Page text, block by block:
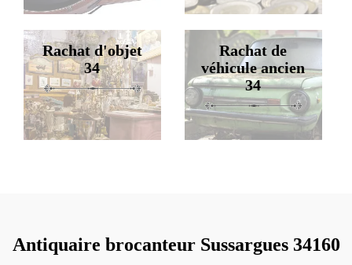
Rachat d'objet
34
Rachat de
véhicule ancien
34
Antiquaire brocanteur Sussargues 34160